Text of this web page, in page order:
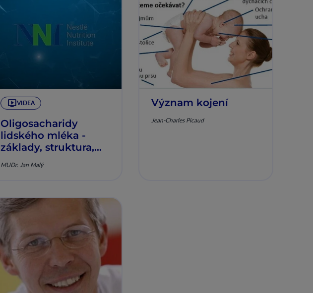
VIDEA
Oligosacharidy
lidského mléka -
základy, struktura,
MUDr. Jan Malý
Význam kojení
Jean-Charles Picaud